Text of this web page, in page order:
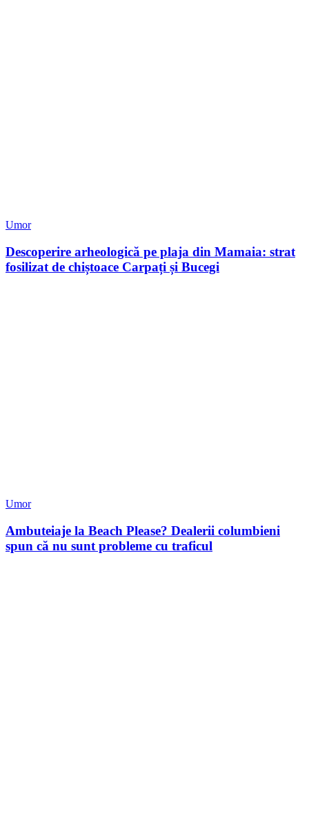
Umor
Descoperire arheologică pe plaja din Mamaia: strat
fosilizat de chiștoace Carpați și Bucegi
Umor
Ambuteiaje la Beach Please? Dealerii columbieni
spun că nu sunt probleme cu traficul